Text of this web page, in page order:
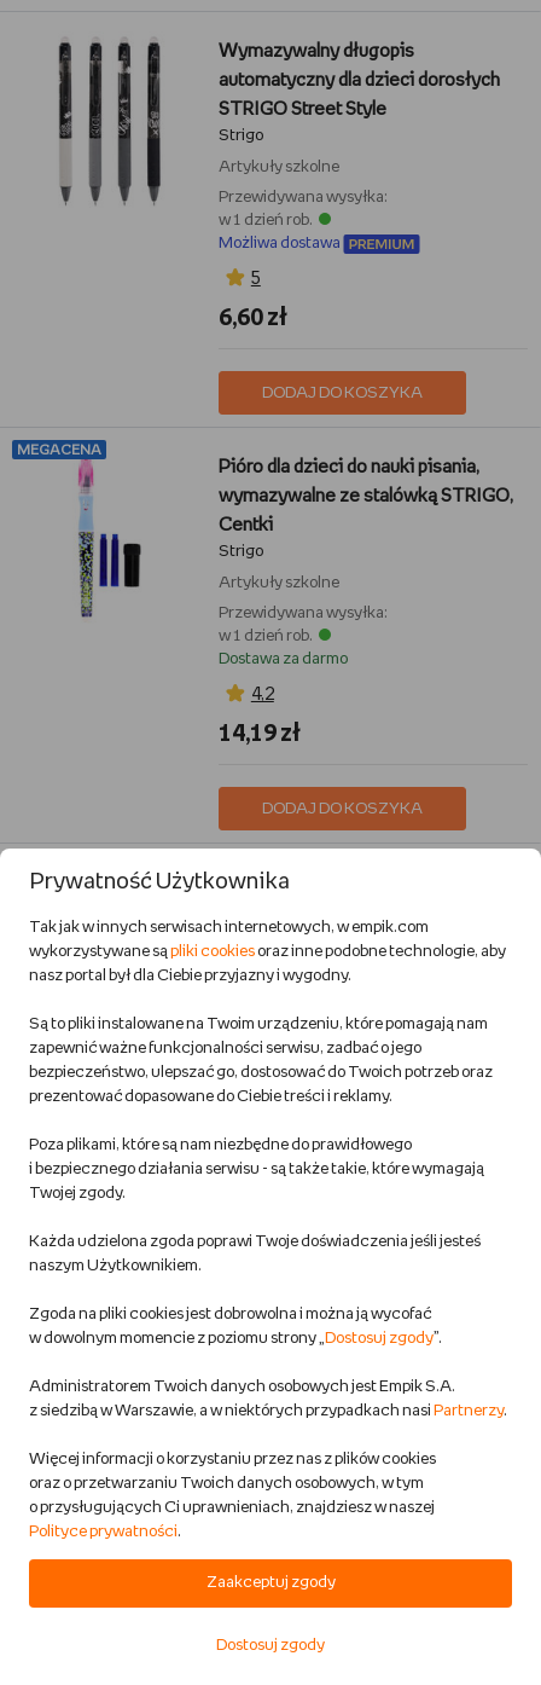
Wymazywalny długopis
automatyczny dla dzieci dorosłych
STRIGO Street Style
Strigo
Artykuły szkolne
Przewidywana wysyłka:
w 1 dzień rob.
Możliwa dostawa
5
6,60 zł
DODAJ DO KOSZYKA
MEGACENA
Pióro dla dzieci do nauki pisania,
wymazywalne ze stalówką STRIGO,
Centki
Strigo
Artykuły szkolne
Przewidywana wysyłka:
w 1 dzień rob.
Dostawa za darmo
4,2
14,19 zł
DODAJ DO KOSZYKA
Kołozeszyt STRIGO PADS Project
Artykuły szkolne
w 1 dzień rob.
Dostawa za darmo
4,5
szare
Artykuły szkolne
Przewidywana wysyłka:
Możliwa dostawa
8,49 zł(-10%)- cena regularna
Prywatność Użytkownika
Tak jak w innych serwisach internetowych, w empik.com
wykorzystywane sąpliki cookiesoraz inne podobne technologie, aby
nasz portal był dla Ciebie przyjazny i wygodny.
Są to pliki instalowane na Twoim urządzeniu, które pomagają nam
zapewnić ważne funkcjonalności serwisu, zadbać o jego
bezpieczeństwo, ulepszać go, dostosować do Twoich potrzeb oraz
prezentować dopasowane do Ciebie treści i reklamy.
Poza plikami, które są nam niezbędne do prawidłowego
i bezpiecznego działania serwisu - są także takie, które wymagają
Twojej zgody.
Każda udzielona zgoda poprawi Twoje doświadczenia jeśli jesteś
naszym Użytkownikiem.
Zgoda na pliki cookies jest dobrowolna i można ją wycofać
w dowolnym momencie z poziomu strony „ Dostosuj zgody”.
Administratorem Twoich danych osobowych jest Empik S.A.
z siedzibą w Warszawie, a w niektórych przypadkach nasi Partnerzy.
Więcej informacji o korzystaniu przez nas z plików cookies
oraz o przetwarzaniu Twoich danych osobowych, w tym
o przysługujących Ci uprawnieniach, znajdziesz w naszej
Polityce prywatności.
Zaakceptuj zgody
Dostosuj zgody